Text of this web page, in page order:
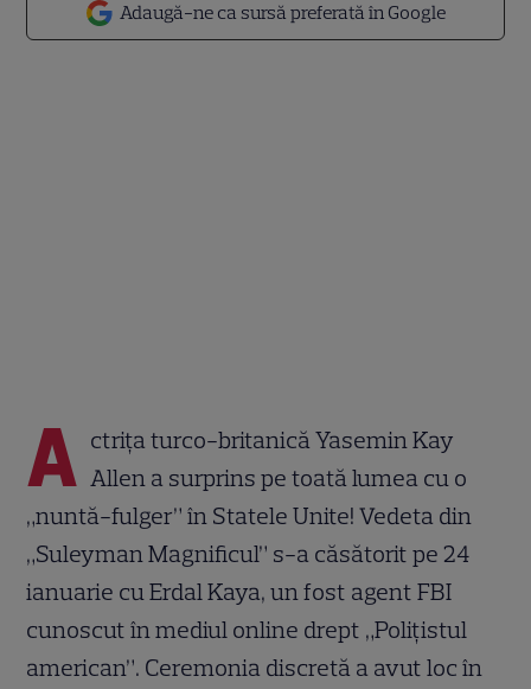
Adaugă-ne ca sursă preferată în Google
A ctrița turco-britanică Yasemin Kay
Allen a surprins pe toată lumea cu o
„nuntă-fulger” în Statele Unite! Vedeta din
„Suleyman Magnificul” s-a căsătorit pe 24
ianuarie cu Erdal Kaya, un fost agent FBI
cunoscut în mediul online drept „Polițistul
american”. Ceremonia discretă a avut loc în